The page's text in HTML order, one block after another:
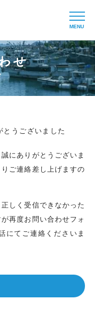
MENU
とうございました
にありがとうございま
ご連絡差し上げますの
しく受信できなかった
再度お問い合わせフォ
にてご連絡くださいま